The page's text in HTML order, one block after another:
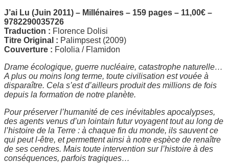
J’ai Lu (Juin 2011) – Millénaires – 159 pages – 11,00€ –
9782290035726
Traduction : Florence Dolisi
Titre Original : Palimpsest (2009)
Couverture : Fololia / Flamidon
Drame écologique, guerre nucléaire, catastrophe naturelle…
A plus ou moins long terme, toute civilisation est vouée à
disparaître. Cela s’est d’ailleurs produit des millions de fois
depuis la formation de notre planète.
Pour préserver l’humanité de ces inévitables apocalypses,
des agents venus d’un lointain futur voyagent tout au long de
l’histoire de la Terre : à chaque fin du monde, ils sauvent ce
qui peut l-être, et permettent ainsi à notre espèce de renaître
de ses cendres. Mais toute intervention sur l’histoire à des
conséquences, parfois tragiques…